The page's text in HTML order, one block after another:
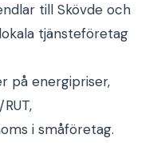
till Skövde och
tjänsteföretag
på energipriser,
i småföretag.